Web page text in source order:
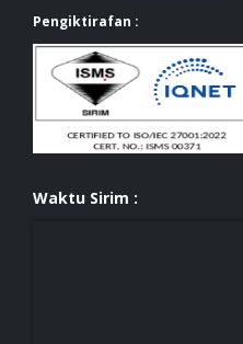
Pengiktirafan :
Waktu Sirim :